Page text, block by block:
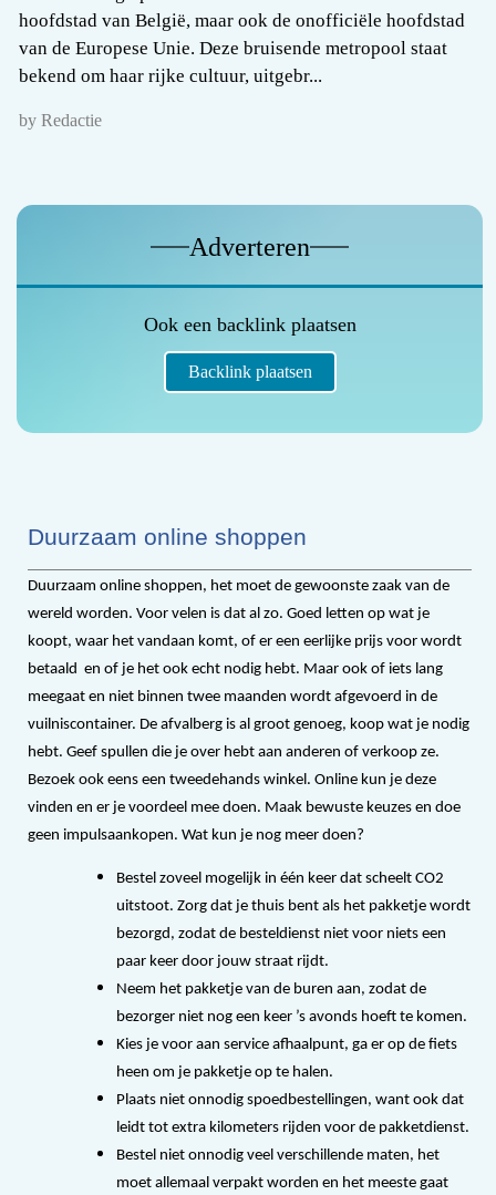
hoofdstad van België, maar ook de onofficiële hoofdstad
van de Europese Unie. Deze bruisende metropool staat
bekend om haar rijke cultuur, uitgebr...
by Redactie
Adverteren
Ook een backlink plaatsen
Backlink plaatsen
Duurzaam online shoppen
Duurzaam online shoppen, het moet de gewoonste zaak van de
wereld worden. Voor velen is dat al zo. Goed letten op wat je
koopt, waar het vandaan komt, of er een eerlijke prijs voor wordt
betaald en of je het ook echt nodig hebt. Maar ook of iets lang
meegaat en niet binnen twee maanden wordt afgevoerd in de
vuilniscontainer. De afvalberg is al groot genoeg, koop wat je nodig
hebt. Geef spullen die je over hebt aan anderen of verkoop ze.
Bezoek ook eens een tweedehands winkel. Online kun je deze
vinden en er je voordeel mee doen. Maak bewuste keuzes en doe
geen impulsaankopen. Wat kun je nog meer doen?
Bestel zoveel mogelijk in één keer dat scheelt CO2
uitstoot. Zorg dat je thuis bent als het pakketje wordt
bezorgd, zodat de besteldienst niet voor niets een
paar keer door jouw straat rijdt.
Neem het pakketje van de buren aan, zodat de
bezorger niet nog een keer ’s avonds hoeft te komen.
Kies je voor aan service afhaalpunt, ga er op de fiets
heen om je pakketje op te halen.
Plaats niet onnodig spoedbestellingen, want ook dat
leidt tot extra kilometers rijden voor de pakketdienst.
Bestel niet onnodig veel verschillende maten, het
moet allemaal verpakt worden en het meeste gaat